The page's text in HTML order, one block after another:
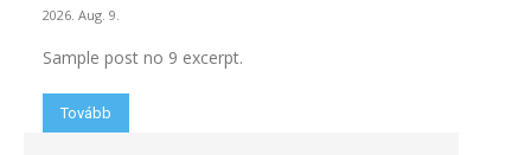
2026. Aug. 9.
Sample post no 9 excerpt.
Tovább